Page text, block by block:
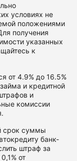
условиях не
положениями
получения
указанных
к
от 4.9% до 16.5%
и кредитной
и
комиссии
срок суммы
банк-
штраф за
от